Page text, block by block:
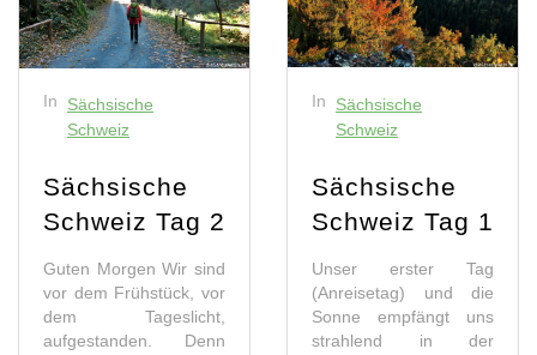
In
Sächsische
Schweiz
Sächsische
Schweiz Tag 2
Guten Morgen Wir sind
vor dem Frühstück, vor
dem Tageslicht,
aufgestanden. Denn
In
Sächsische
Schweiz
Sächsische
Schweiz Tag 1
Unser erster Tag
(Anreisetag) und die
Sonne empfängt uns
strahlend in der